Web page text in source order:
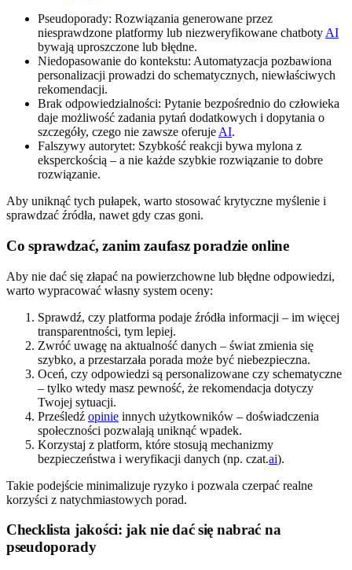
Pseudoporady: Rozwiązania generowane przez
niesprawdzone platformy lub niezweryfikowane chatboty AI
bywają uproszczone lub błędne.
Niedopasowanie do kontekstu: Automatyzacja pozbawiona
personalizacji prowadzi do schematycznych, niewłaściwych
rekomendacji.
Brak odpowiedzialności: Pytanie bezpośrednio do człowieka
daje możliwość zadania pytań dodatkowych i dopytania o
szczegóły, czego nie zawsze oferuje AI.
Falszywy autorytet: Szybkość reakcji bywa mylona z
eksperckością – a nie każde szybkie rozwiązanie to dobre
rozwiązanie.
Aby uniknąć tych pułapek, warto stosować krytyczne myślenie i
sprawdzać źródła, nawet gdy czas goni.
Co sprawdzać, zanim zaufasz poradzie online
Aby nie dać się złapać na powierzchowne lub błędne odpowiedzi,
warto wypracować własny system oceny:
Sprawdź, czy platforma podaje źródła informacji – im więcej
transparentności, tym lepiej.
Zwróć uwagę na aktualność danych – świat zmienia się
szybko, a przestarzała porada może być niebezpieczna.
Oceń, czy odpowiedzi są personalizowane czy schematyczne
– tylko wtedy masz pewność, że rekomendacja dotyczy
Twojej sytuacji.
Prześledź opinie innych użytkowników – doświadczenia
społeczności pozwalają uniknąć wpadek.
Korzystaj z platform, które stosują mechanizmy
bezpieczeństwa i weryfikacji danych (np. czat.ai).
Takie podejście minimalizuje ryzyko i pozwala czerpać realne
korzyści z natychmiastowych porad.
Checklista jakości: jak nie dać się nabrać na
pseudoporady